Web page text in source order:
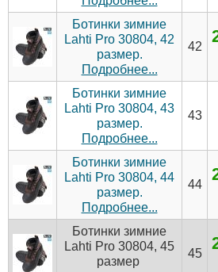
Ботинки зимние
Lahti Pro 30804, 42
размер.
Подробнее...
42
Ботинки зимние
Lahti Pro 30804, 43
размер.
Подробнее...
43
Ботинки зимние
Lahti Pro 30804, 44
размер.
Подробнее...
44
Ботинки зимние
Lahti Pro 30804, 45
размер
45